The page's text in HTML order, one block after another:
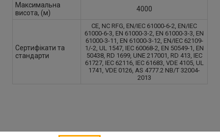
Максимальна
висота, (м)
4000
Сертифікати та
стандарти
CE, NC RFG, EN/IEC 61000-6-2, EN/IEC
61000-6-3, EN 61000-3-2, EN 61000-3-3, EN
61000-3-11, EN 61000-3-12, EN/IEC 62109-
1/-2, UL 1547, IEC 60068-2, EN 50549-1, EN
50438, RD 1699, UNE 217001, RD 413, IEC
61727, IEC 62116, IEC 61683, VDE 4105, UL
1741, VDE 0126, AS 4777.2 NB/T 32004-
2013